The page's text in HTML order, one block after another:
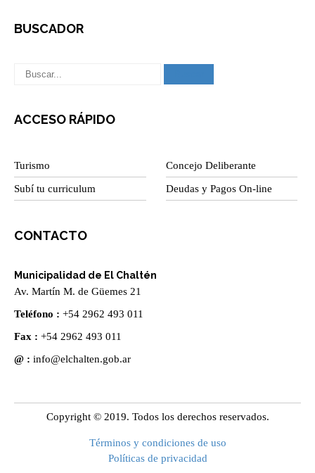
BUSCADOR
ACCESO RÁPIDO
Turismo Concejo Deliberante
Subí tu curriculum Deudas y Pagos On-line
CONTACTO
Municipalidad de El Chaltén
Av. Martín M. de Güemes 21
Teléfono : +54 2962 493 011
Fax : +54 2962 493 011
@ : info@elchalten.gob.ar
Copyright © 2019. Todos los derechos reservados.
Términos y condiciones de uso
Políticas de privacidad